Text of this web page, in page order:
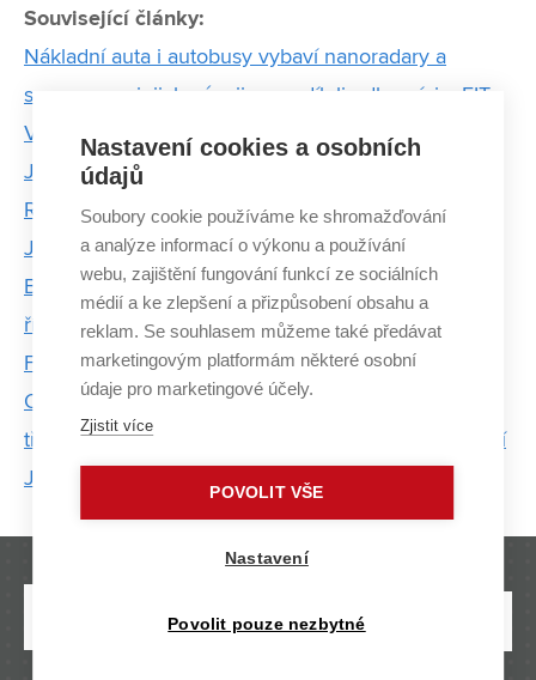
Související články:
Nákladní auta i autobusy vybaví nanoradary a
senzory, na jejich vývoji se podíleli odborníci z FIT
VUT. Zvýší bezpečnost na silnicích
Ještě pořád jsme se nedostali do nejhoršího bodu.
Rozhovor s Antonem Fircem, oceněným v Ceně
Josepha Fouriera
Baví mě zjišťovat, proč věci fungují tak, jak fungují,
říká oceněný doktorand z FIT VUT
FIT VUT pomáhá rozvoji aplikace Záchranka
Odstraníme nádor z mozku, epileptické záchvaty i
třes rukou. Bez jediného řezu, tvrdí programátor Jiří
Jaroš
Nastavení cookies a osobních
údajů
Soubory cookie používáme ke shromažďování
a analýze informací o výkonu a používání
webu, zajištění fungování funkcí ze sociálních
médií a ke zlepšení a přizpůsobení obsahu a
reklam. Se souhlasem můžeme také předávat
marketingovým platformám některé osobní
údaje pro marketingové účely.
Zjistit více
POVOLIT VŠE
Nastavení
Povolit pouze nezbytné